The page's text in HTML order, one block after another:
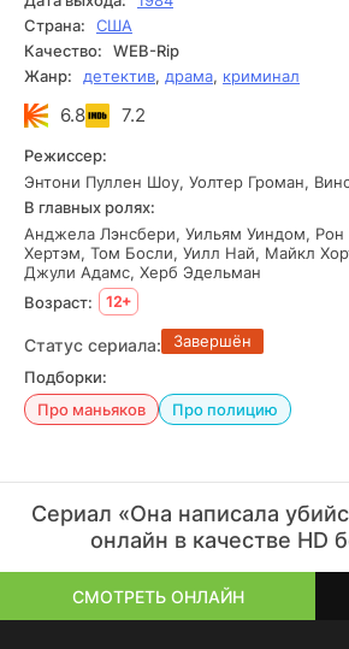
которые хорошо продаются и
неё главное — раскрыть дело. Она не
расследований, а преступники
ловушки, которые она для них
Страна:
США
Качество:
WEB-Rip
Жанр:
детектив, драма, криминал
6.8 7.2
Режиссер:
Энтони Пуллен Шоу, Уолтер Громан,
В главных ролях:
Анджела Лэнсбери, Уильям Уиндом, Рон
Хертэм, Том Босли, Уилл Най, Майкл
Джули Адамс, Херб Эдельман
Возраст:
12+
Статус сериала:
Завершён
Подборки:
Про маньяков
Про полицию
Сериал «Она написала
онлайн в качестве HD
СМОТРЕТЬ ОНЛАЙН